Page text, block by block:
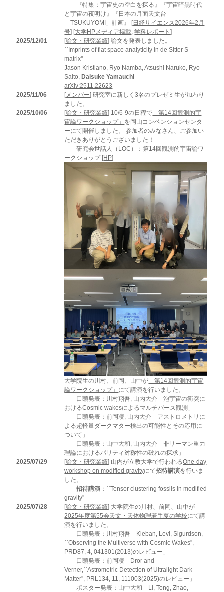
『特集：宇宙史の空白を探る』『宇宙暗黒時代
と宇宙の夜明け』『日本の月面天文台
「TSUKUYOMI」計画』 [日経サイエンス2026年2月
号] [大学HPメディア掲載,学科レポート]
2025/12/01
[論文・研究業績] 論文を発表しました。
``Imprints of flat space analyticity in de Sitter S-
matrix''
Jason Kristiano, Ryo Namba, Atsushi Naruko, Ryo
Saito, Daisuke Yamauchi
arXiv:2511.22623
2025/11/06
[メンバー] 研究室に新しく3名のプレゼミ生が加わり
ました。
2025/10/06
[論文・研究業績] 10/6-9の日程で 「第14回観測的宇
宙論ワークショップ」 を岡山コンベンションセンタ
ーにて開催しました。 参加者のみなさん、ご参加い
ただきありがとうございました！
研究会世話人（LOC）：第14回観測的宇宙論ワ
ークショップ [HP]
大学院生の川村、前岡、山中が 「第14回観測的宇宙
論ワークショップ」 にて講演を行いました。
口頭発表：川村翔吾, 山内大介「泡宇宙の衝突に
おけるCosmic wakesによるマルチバース観測」
口頭発表：前岡凜, 山内大介「アストロメトリに
よる超軽量ダークマター検出の可能性とその応用に
ついて」
口頭発表：山中大和, 山内大介「非リーマン重力
理論におけるパリティ対称性の破れの探求」
2025/07/29
[論文・研究業績] 山内が立教大学で行われるOne-day
workshop on modified gravityにて招待講演を行いま
した。
招待講演 ：``Tensor clustering fossils in modified
gravity''
2025/07/28
[論文・研究業績] 大学院生の川村、前岡、山中が
2025年度第55会天文・天体物理若手夏の学校にて講
演を行いました。
口頭発表：川村翔吾「Kleban, Levi, Sigurdson,
``Observing the Multiverse with Cosmic Wakes'',
PRD87, 4, 041301(2013)のレビュー」
口頭発表：前岡凜「Dror and
Verner,``Astrometric Detection of Ultralight Dark
Matter'', PRL134, 11, 111003(2025)のレビュー」
ポスター発表：山中大和「Li, Tong, Zhao,